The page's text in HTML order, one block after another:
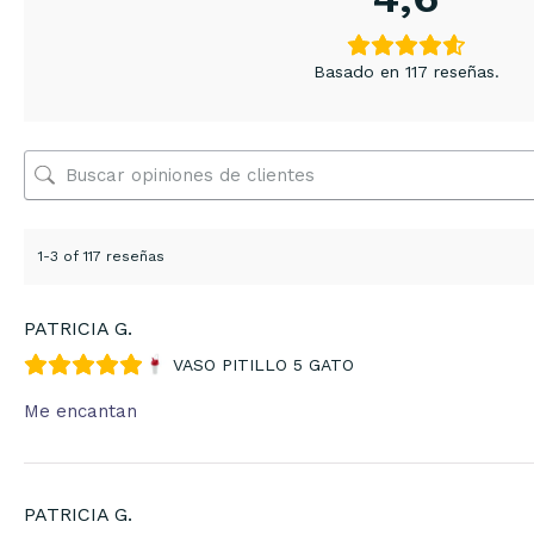
Basado en 117 reseñas.
1-3 of 117 reseñas
PATRICIA G.
VASO PITILLO 5 GATO
Me encantan
PATRICIA G.